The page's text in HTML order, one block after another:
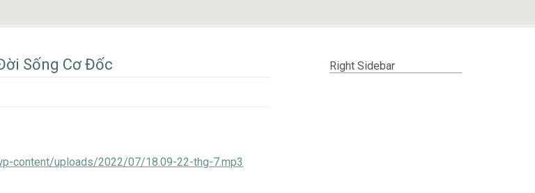
Sống Cơ Đốc
content/uploads/2022/07/18.09-22-thg-7.mp3
Right Sidebar